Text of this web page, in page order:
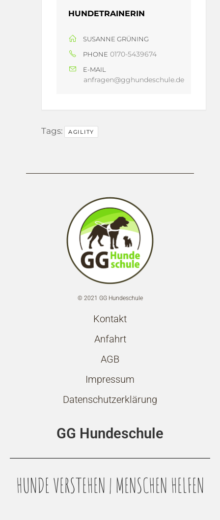
HUNDETRAINERIN
SUSANNE GRÜNING
PHONE 0170-5439674
E-MAIL
anfragen@gghundeschule.de
Tags: AGILITY
© 2021 GG Hundeschule
Kontakt
Anfahrt
AGB
Impressum
Datenschutzerklärung
GG Hundeschule
HUNDE VERSTEHEN | MENSCHEN HELFEN